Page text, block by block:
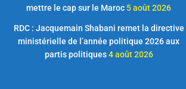
mettre le cap sur le Maroc 5 août 2026
RDC : Jacquemain Shabani remet la directive
ministérielle de l’année politique 2026 aux
partis politiques 4 août 2026